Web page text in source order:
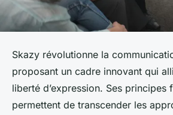
Skazy révolutionne la
proposant un cadre innovant qui
liberté d’expression. Ses principes
permettent de transcender les